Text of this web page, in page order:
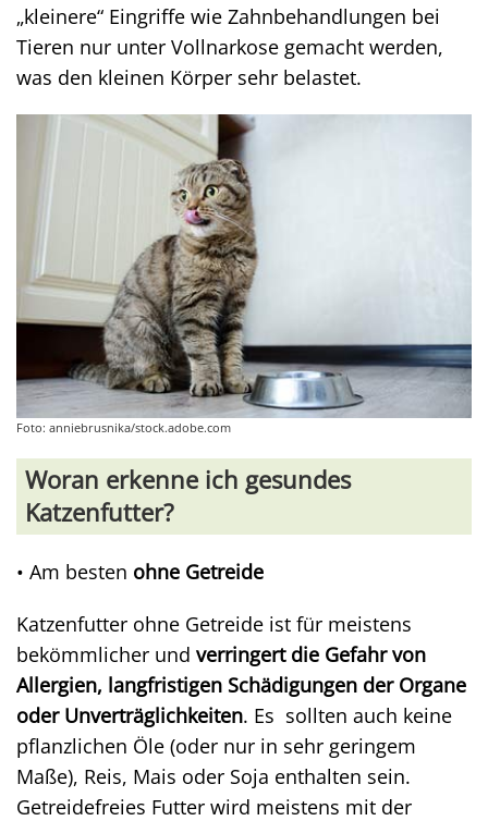
„kleinere“ Eingriffe wie Zahnbehandlungen bei
Tieren nur unter Vollnarkose gemacht werden,
was den kleinen Körper sehr belastet.
Foto: anniebrusnika/stock.adobe.com
Woran erkenne ich gesundes
Katzenfutter?
• Am besten ohne Getreide
Katzenfutter ohne Getreide ist für meistens
bekömmlicher und verringert die Gefahr von
Allergien, langfristigen Schädigungen der Organe
oder Unverträglichkeiten. Es sollten auch keine
pflanzlichen Öle (oder nur in sehr geringem
Maße), Reis, Mais oder Soja enthalten sein.
Getreidefreies Futter wird meistens mit der